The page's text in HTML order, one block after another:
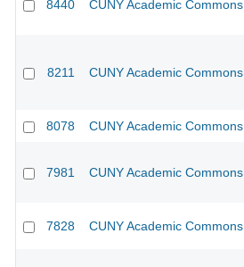
8440 CUNY Academic Commons
8211 CUNY Academic Commons
8078 CUNY Academic Commons
7981 CUNY Academic Commons
7828 CUNY Academic Commons